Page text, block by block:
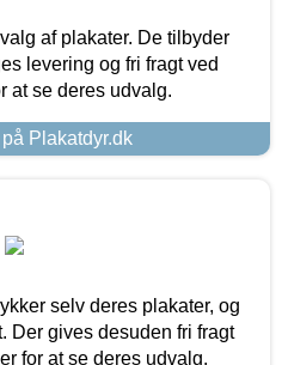
af plakater. De tilbyder
levering og fri fragt ved
at se deres udvalg.
Plakatdyr.dk
selv deres plakater, og
Der gives desuden fri fragt
for at se deres udvalg.